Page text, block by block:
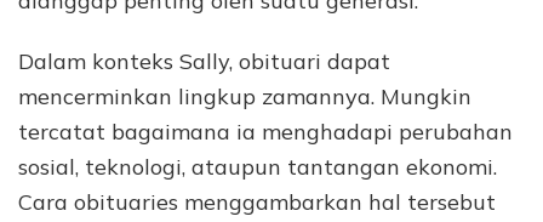
Dalam konteks Sally, obituari dapat
mencerminkan lingkup zamannya. Mungkin
tercatat bagaimana ia menghadapi perubahan
sosial, teknologi, ataupun tantangan ekonomi.
Cara obituaries menggambarkan hal tersebut